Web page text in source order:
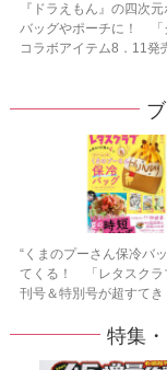
『ドラえもん』の四次
バッグやポーチに！ 「
コラボアイテム8．11発
“くまのプーさん保冷バ
てくる！ 「レタスクラ
刊号＆特別号が超すてき
特集